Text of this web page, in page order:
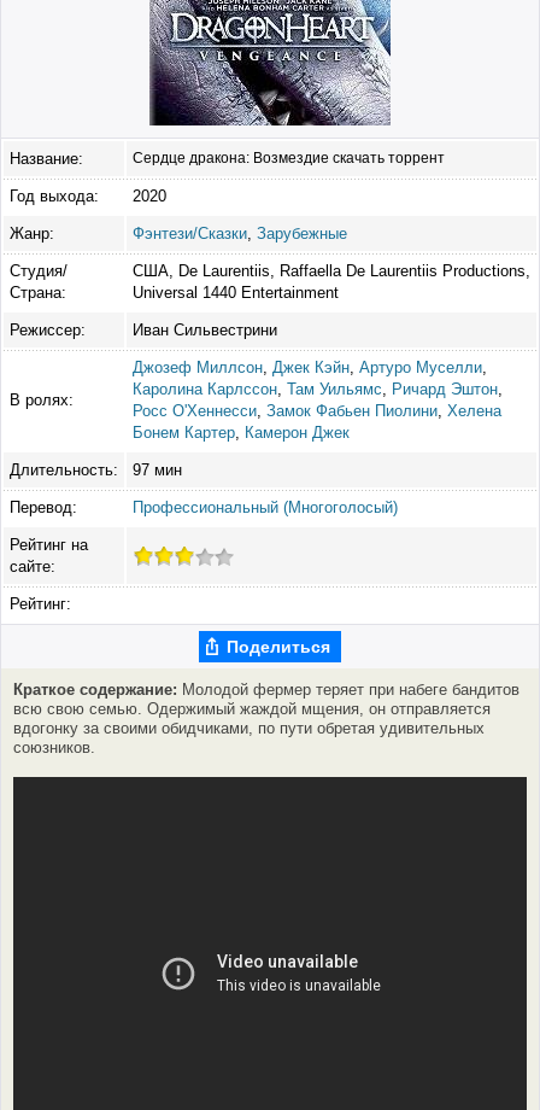
Название: Сердце дракона: Возмездие скачать торрент
Год выхода: 2020
Жанр: Фэнтези/Сказки Зарубежные
Студия/
Страна:
США, De Laurentiis, Raffaella De Laurentiis Productions,
Universal 1440 Entertainment
Режиссер: Иван Сильвестрини
В ролях:
Джозеф Миллсон Джек Кэйн Артуро Муселли
Каролина Карлссон Там Уильямс Ричард Эштон
Росс О'Хеннесси Замок Фабьен Пиолини Хелена
Бонем Картер
Камерон Джек
Длительность: 97 мин
Перевод: Профессиональный (Многоголосый)
Рейтинг на
сайте:
Рейтинг:
Поделиться
Краткое содержание: Молодой фермер теряет при набеге бандитов
всю свою семью. Одержимый жаждой мщения, он отправляется
вдогонку за своими обидчиками, по пути обретая удивительных
союзников.